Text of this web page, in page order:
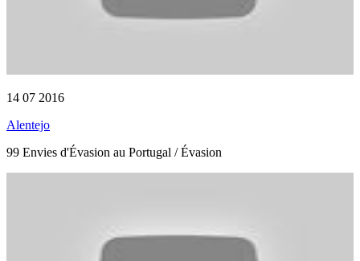
14 07 2016
Alentejo
99 Envies d'Évasion au Portugal / Évasion